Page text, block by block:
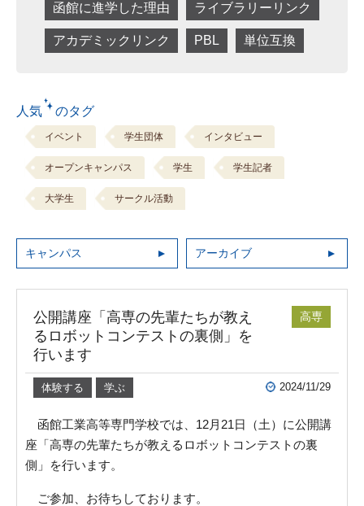
函館に進学した理由 ライブラリーリンク
アカデミックリンク PBL 単位互換
人気 のタグ
イベント 学生団体 インタビュー
オープンキャンパス 学生 学生記者
大学生 サークル活動
キャンパス アーカイブ
公開講座「高専の先輩たちが教え
るロボットコンテストの裏側」を
行います
高専
体験する 学ぶ 2024/11/29
函館工業高等専門学校では、12月21日（土）に公開講
座「高専の先輩たちが教えるロボットコンテストの裏
側」を行います。
ご参加、お待ちしております。